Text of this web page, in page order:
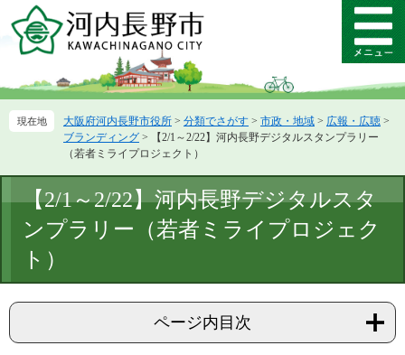
ー
先
ニ
を
本
文
メ
ニ
ー
大阪府河内長野市役所 > 分類でさがす > 市政・地域 > 広報・広聴 >
ブランディング >
【2/1～2/22】河内長野デジタルスタンプラリー
（若者ミライプロジェクト）
文
【2/1～2/22】河内長野デジタルスタ
ンプラリー（若者ミライプロジェク
ト）
ページ内目次